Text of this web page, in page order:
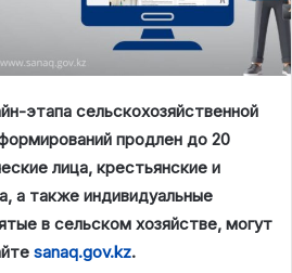
этапа сельскохозяйственной
продлен до 20
лица, крестьянские и
а также индивидуальные
в сельском хозяйстве, могут
sanaq.gov.kz.